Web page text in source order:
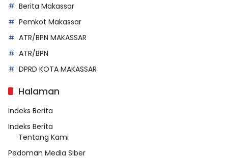
Berita Makassar
Pemkot Makassar
ATR/BPN MAKASSAR
ATR/BPN
DPRD KOTA MAKASSAR
Halaman
Indeks Berita
Indeks Berita
Tentang Kami
Pedoman Media Siber